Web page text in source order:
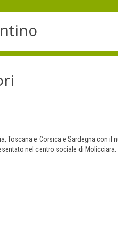
Toscana e Corsica e Sardegna con il
nel centro sociale di Molicciara.